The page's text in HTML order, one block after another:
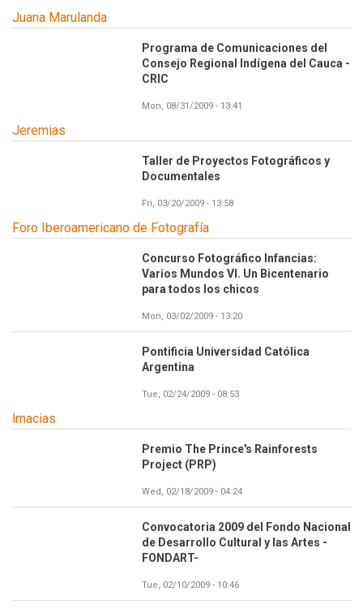
Juana Marulanda
Programa de Comunicaciones del
Consejo Regional Indígena del Cauca -
CRIC
Mon, 08/31/2009 - 13:41
Jeremias
Taller de Proyectos Fotográficos y
Documentales
Fri, 03/20/2009 - 13:58
Foro Iberoamericano de Fotografía
Concurso Fotográfico Infancias:
Varios Mundos VI. Un Bicentenario
para todos los chicos
Mon, 03/02/2009 - 13:20
Pontificia Universidad Católica
Argentina
Tue, 02/24/2009 - 08:53
lmacias
Premio The Prince's Rainforests
Project (PRP)
Wed, 02/18/2009 - 04:24
Convocatoria 2009 del Fondo Nacional
de Desarrollo Cultural y las Artes -
FONDART-
Tue, 02/10/2009 - 10:46